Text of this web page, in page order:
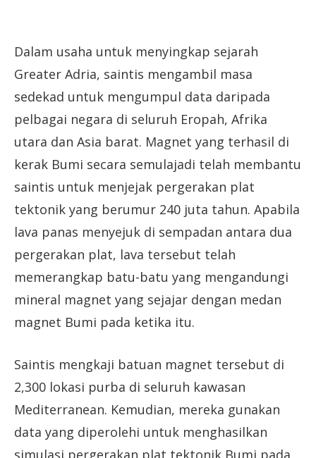
Dalam usaha untuk menyingkap sejarah
Greater Adria, saintis mengambil masa
sedekad untuk mengumpul data daripada
pelbagai negara di seluruh Eropah, Afrika
utara dan Asia barat. Magnet yang terhasil di
kerak Bumi secara semulajadi telah membantu
saintis untuk menjejak pergerakan plat
tektonik yang berumur 240 juta tahun. Apabila
lava panas menyejuk di sempadan antara dua
pergerakan plat, lava tersebut telah
memerangkap batu-batu yang mengandungi
mineral magnet yang sejajar dengan medan
magnet Bumi pada ketika itu.
Saintis mengkaji batuan magnet tersebut di
2,300 lokasi purba di seluruh kawasan
Mediterranean. Kemudian, mereka gunakan
data yang diperolehi untuk menghasilkan
simulasi pergerakan plat tektonik Bumi pada